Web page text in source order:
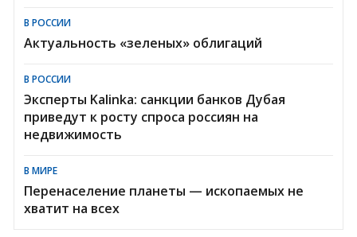
В РОССИИ
Актуальность «зеленых» облигаций
В РОССИИ
Эксперты Kalinka: санкции банков Дубая
приведут к росту спроса россиян на
недвижимость
В МИРЕ
Перенаселение планеты — ископаемых не
хватит на всех